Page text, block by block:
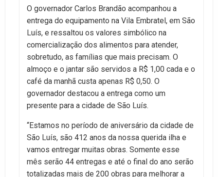
O governador Carlos Brandão acompanhou a
entrega do equipamento na Vila Embratel, em São
Luís, e ressaltou os valores simbólico na
comercialização dos alimentos para atender,
sobretudo, as famílias que mais precisam. O
almoço e o jantar são servidos a R$ 1,00 cada e o
café da manhã custa apenas R$ 0,50. O
governador destacou a entrega como um
presente para a cidade de São Luís.
“Estamos no período de aniversário da cidade de
São Luís, são 412 anos da nossa querida ilha e
vamos entregar muitas obras. Somente esse
mês serão 44 entregas e até o final do ano serão
totalizadas mais de 200 obras para melhorar a